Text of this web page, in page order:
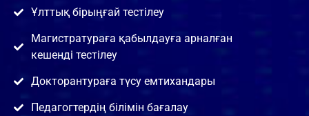
Ұлттық бірыңғай тестілеу
Магистратураға қабылдауға арналған
кешенді тестілеу
Докторантураға түсу емтихандары
Педагогтердің білімін бағалау